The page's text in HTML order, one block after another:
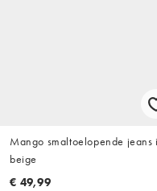
Mango smaltoelopende jeans
beige
€ 49,99